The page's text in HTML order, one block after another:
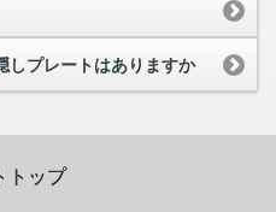
しプレートはありますか
トップ